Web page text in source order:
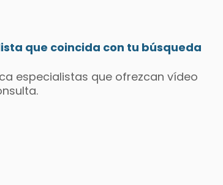
que coincida con tu búsqueda
especialistas que ofrezcan vídeo